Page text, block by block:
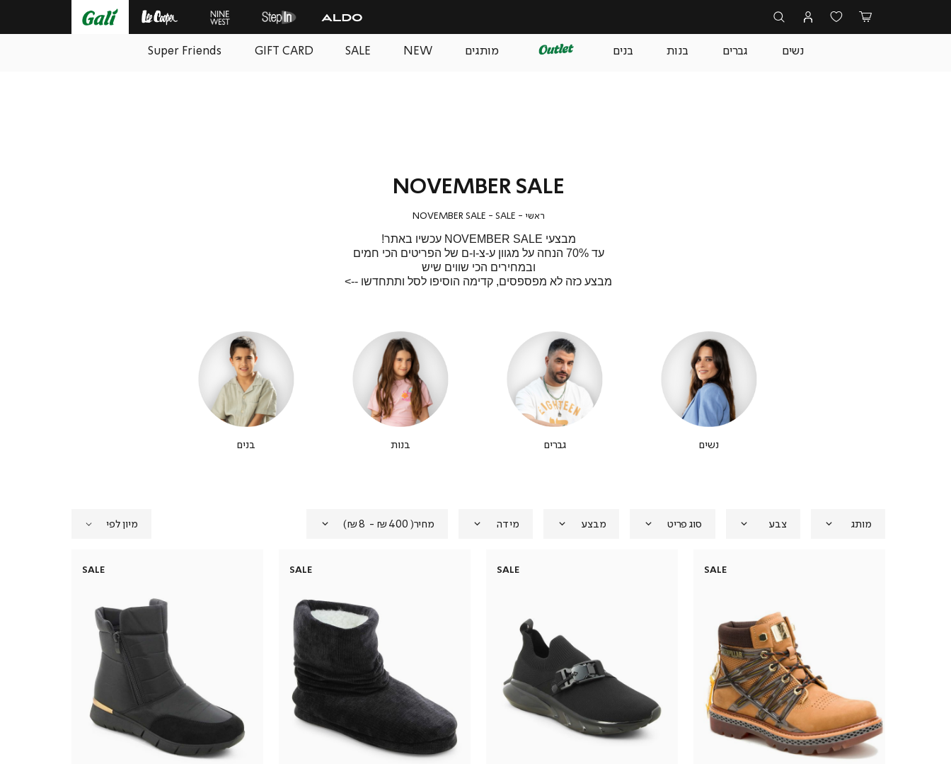
נשים גברים בנות בנים מותגים NEW
SALE
GIFT CARD
Super Friends
NOVEMBER SALE
ראשי ראשי
SALE
SALE
NOVEMBER SALE
NOVEMBER
מבצעי NOVEMBER SALE עכשיו באתר!
עד 70% הנחה על מגוון ע-צ-ו-ם של הפריטים הכי חמים
ובמחירים הכי שווים שיש
מבצע כזה לא מפספסים, קדימה הוסיפו לסל ותתחדשו -->
נשים גברים בנות בנים
מותג צבע סוג פריט מבצע מידה מחיר(
₪400 - ₪8
)
SALE
SALE
SALE
SALE